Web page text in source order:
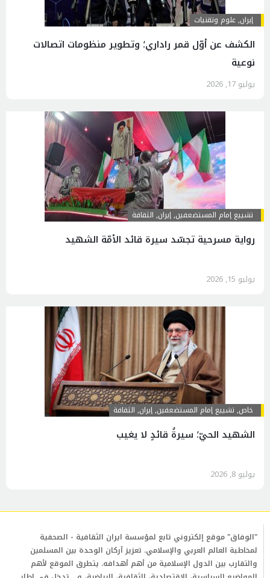
إيران,علوم وتقنيات
الكشف عن أوّل قمر راداري؛ وتطوير منظومات اتصالات
نوعية
يوليو 17, 2026
تشييع إمام المستضعفين,إيران, الثقافة
رواية مسرحية تجسّد سيرة قائد الأمّة الشهيد
يوليو 15, 2026
خاص, تشييع إمام المستضعفين,إيران, الثقافة
الشهيد الحيّ؛ سيرةُ قائدٍ لا يغيب
يوليو 8, 2026
"الوفاق" موقع إلكتروني تابع لمؤسسة ايران الثقافية - الصحفية
لمخاطبة العالم العربي والإسلامي. تعزيز أركان الوحدة بين المسلمين
والتقارب بين الدول الإسلامية من أهم أهدافه. يتطرق الموقع لأهم